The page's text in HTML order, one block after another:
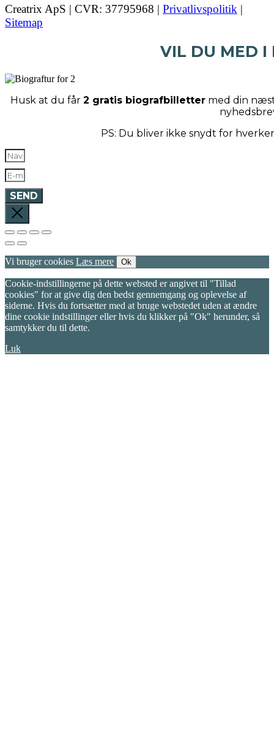
Creatrix ApS | CVR: 37795968 | Privatlivspolitik |
Sitemap
VIL DU MED I
Husk at du får 2 gratis biografbillettermed din
PS: Du bliver ikke snydt for
SEND
Vi bruger cookies Læs mere Ok
Cookie-indstillingerne på dette websted er angivet til "Tillad
cookies" for at give dig den bedst gennemgang og oplevelse af
siderne. Hvis du fortsætter med at bruge webstedet uden at ændre
dine cookie indstillinger eller hvis du klikker på "Ok" herunder, så
samtykker du til dette.
Luk